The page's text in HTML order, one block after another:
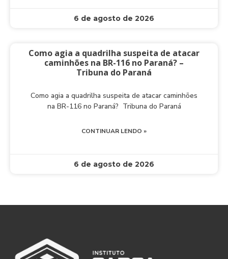
6 de agosto de 2026
Como agia a quadrilha suspeita de atacar
caminhões na BR-116 no Paraná? –
Tribuna do Paraná
Como agia a quadrilha suspeita de atacar caminhões
na BR-116 no Paraná? Tribuna do Paraná
CONTINUAR LENDO »
6 de agosto de 2026